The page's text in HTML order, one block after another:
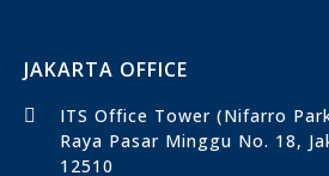
JAKARTA OFFICE
ITS Office Tower (Nifarro
Raya Pasar Minggu No. 18,
12510